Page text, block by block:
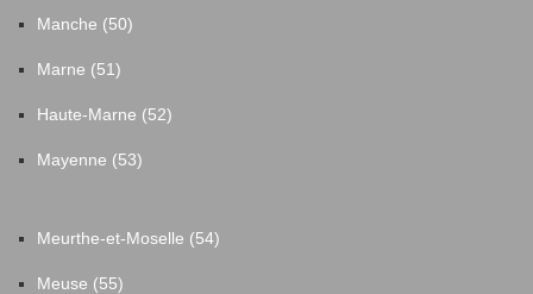
Manche (50)
Marne (51)
Haute-Marne (52)
Mayenne (53)
Meurthe-et-Moselle (54)
Meuse (55)